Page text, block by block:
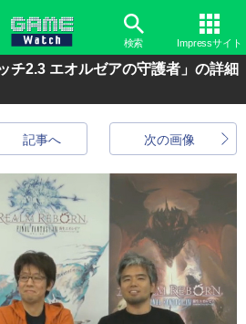
検索 Impressサイト
チ2.3 エオルゼアの守護者」の詳細
次の画像
記事へ